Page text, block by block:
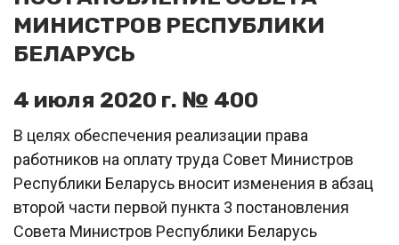
МИНИСТРОВ РЕСПУБЛИКИ
БЕЛАРУСЬ
4 июля 2020 г. № 400
В целях обеспечения реализации права
работников на оплату труда Совет Министров
Республики Беларусь вносит изменения в абзац
второй части первой пункта 3 постановления
Совета Министров Республики Беларусь